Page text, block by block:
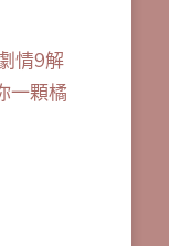
情9解
一顆橘